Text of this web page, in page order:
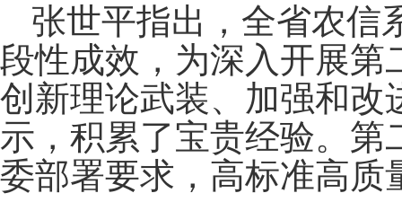
张世平指出，全省农信
段性成效，为深入开展第
创新理论武装、加强和改
示，积累了宝贵经验。
委部署要求，高标准高质